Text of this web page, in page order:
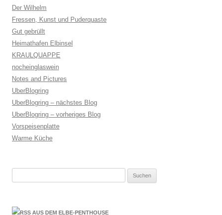
Der Wilhelm
Fressen, Kunst und Puderquaste
Gut gebrüllt
Heimathafen Elbinsel
KRAULQUAPPE
nocheinglaswein
Notes and Pictures
UberBlogring
UberBlogring – nächstes Blog
UberBlogring – vorheriges Blog
Vorspeisenplatte
Warme Küche
AUS DEM ELBE-PENTHOUSE